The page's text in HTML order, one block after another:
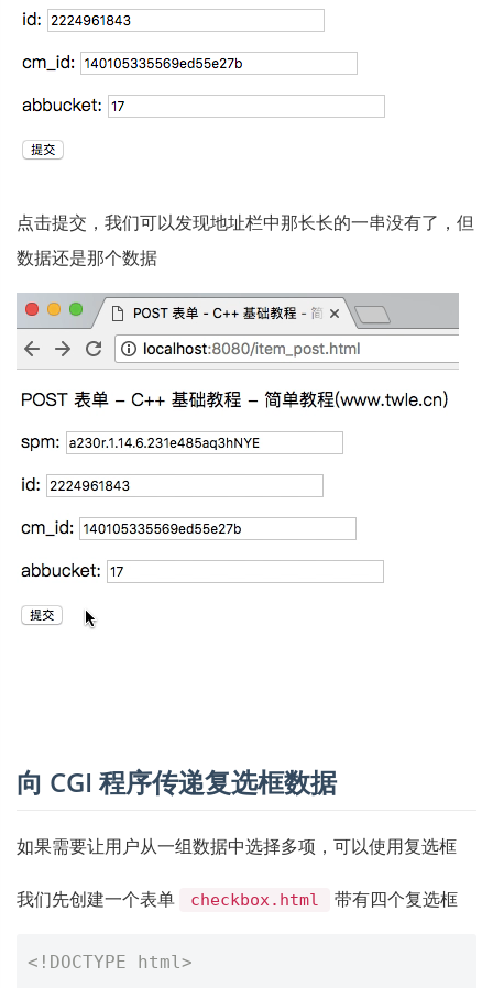
点击提交，我们可以发现地址栏中那长长的一串没有了，但
数据还是那个数据
向 CGI 程序传递复选框数据
如果需要让用户从一组数据中选择多项，可以使用复选框
我们先创建一个表单 checkbox.html 带有四个复选框
<!DOCTYPE html>